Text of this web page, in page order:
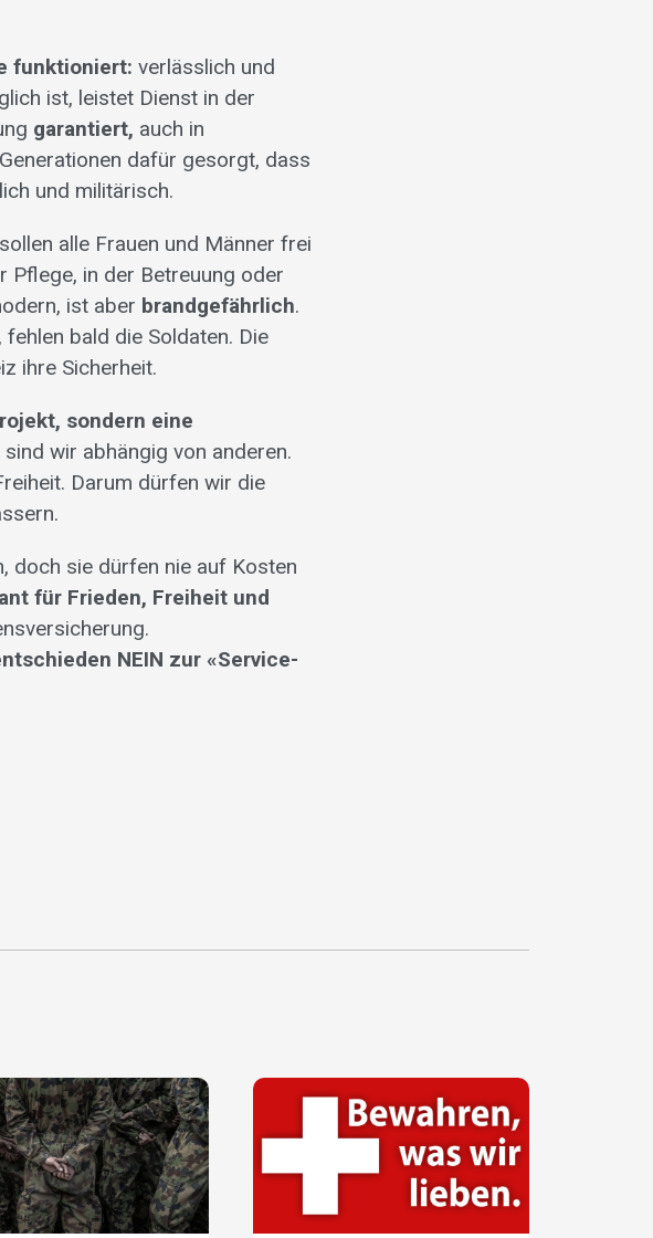
funktioniert: verlässlich und
ist, leistet Dienst in der
garantiert, auch in
dafür gesorgt, dass
und militärisch.
alle Frauen und Männer frei
Pflege, in der Betreuung oder
ist aber brandgefährlich.
bald die Soldaten. Die
ihre Sicherheit.
sondern eine
wir abhängig von anderen.
Darum dürfen wir die
doch sie dürfen nie auf Kosten
für Frieden, Freiheit und
NEIN zur «Service-